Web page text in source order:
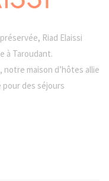
Riad Elaissi
à Taroudant.
notre maison d’hôtes allie
des séjours